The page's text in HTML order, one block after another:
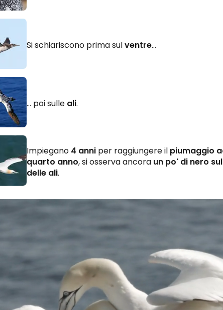
Si schiariscono prima sulventre...
… poi sulle ali.
Impiegano 4 anni per raggiungere il piumaggio
quarto anno, si osserva ancora un po' di nero
delle ali.